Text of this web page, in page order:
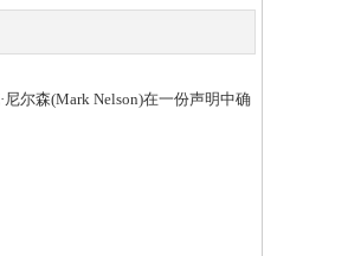
尔森(Mark Nelson)在一份声明中确